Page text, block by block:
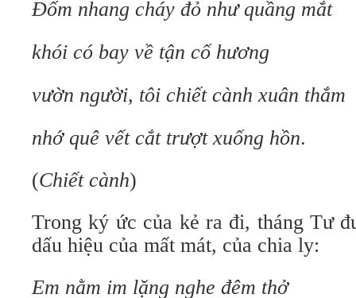
Đốm nhang cháy đỏ như quầng mắt
khói có bay về tận cố hương
vườn người, tôi chiết cành xuân thắm
nhớ quê vết cắt trượt xuống hồn.
(Chiết cành)
Trong ký ức của kẻ ra đi, tháng Tư
dấu hiệu của mất mát, của chia ly:
Em nằm im lặng nghe đêm thở